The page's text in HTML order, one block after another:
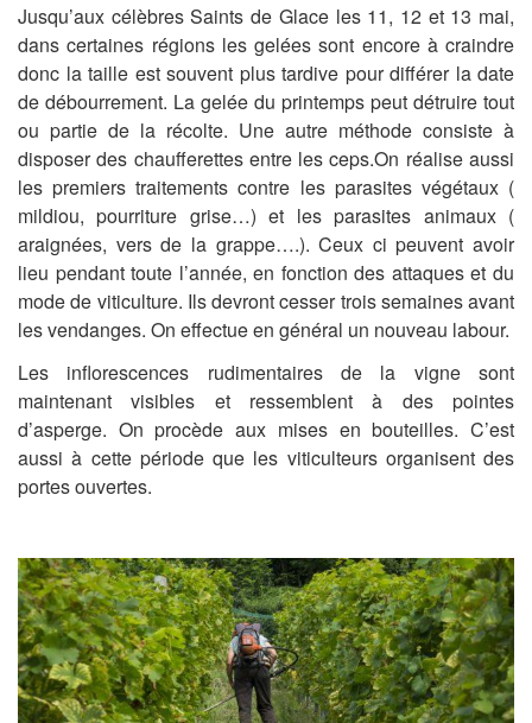
Jusqu’aux célèbres Saints de Glace les 11, 12 et 13 mai,
dans certaines régions les gelées sont encore à craindre
donc la taille est souvent plus tardive pour différer la date
de débourrement. La gelée du printemps peut détruire tout
ou partie de la récolte. Une autre méthode consiste à
disposer des chaufferettes entre les ceps.On réalise aussi
les premiers traitements contre les parasites végétaux (
mildiou, pourriture grise…) et les parasites animaux (
araignées, vers de la grappe….). Ceux ci peuvent avoir
lieu pendant toute l’année, en fonction des attaques et du
mode de viticulture. Ils devront cesser trois semaines avant
les vendanges. On effectue en général un nouveau labour.
Les inflorescences rudimentaires de la vigne sont
maintenant visibles et ressemblent à des pointes
d’asperge. On procède aux mises en bouteilles. C’est
aussi à cette période que les viticulteurs organisent des
portes ouvertes.